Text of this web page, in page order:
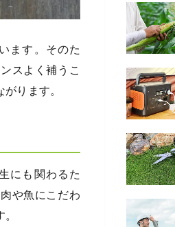
ます。そのた
スよく補うこ
ります。
にも関わるた
や魚にこだわ